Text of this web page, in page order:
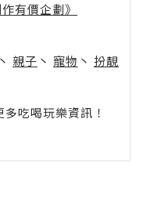
有價企劃》
丶 親子 丶 寵物 丶 扮靚
吃喝玩樂資訊！